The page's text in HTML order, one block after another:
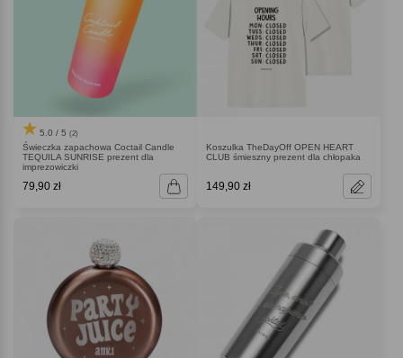
5.0 / 5 (2)
Świeczka zapachowa Coctail Candle
TEQUILA SUNRISE prezent dla
imprezowiczki
79,90 zł
Koszulka TheDayOff OPEN HEART
CLUB śmieszny prezent dla chłopaka
149,90 zł